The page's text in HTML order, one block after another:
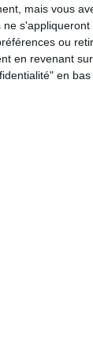
mais vous
s'appliqueront
ou
en revenant
en